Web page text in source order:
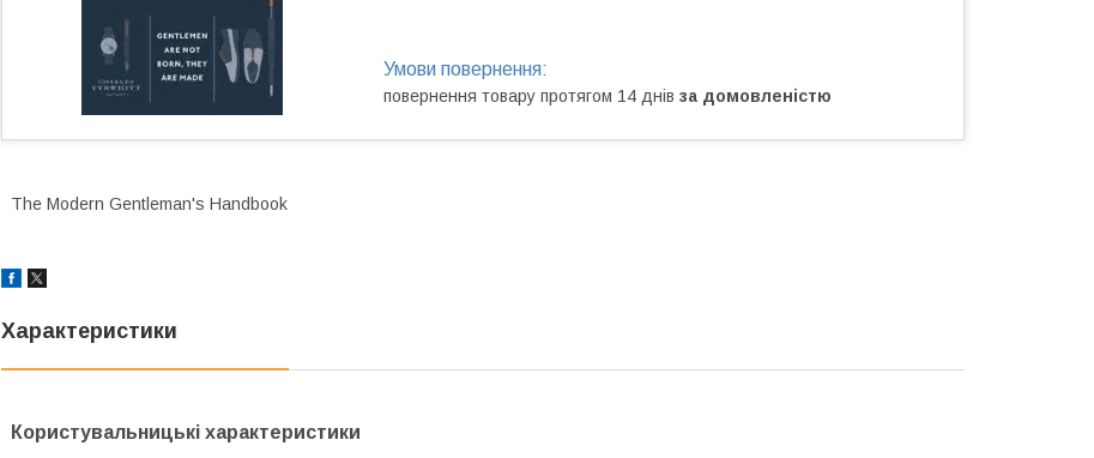
повернення товару протягом 14 днів за домовленістю
The Modern Gentleman's Handbook
Характеристики
Користувальницькі характеристики